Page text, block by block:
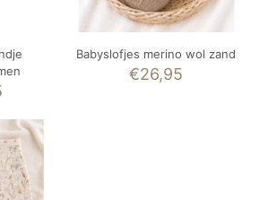
Babyslofjes merino wol zand
€26,95